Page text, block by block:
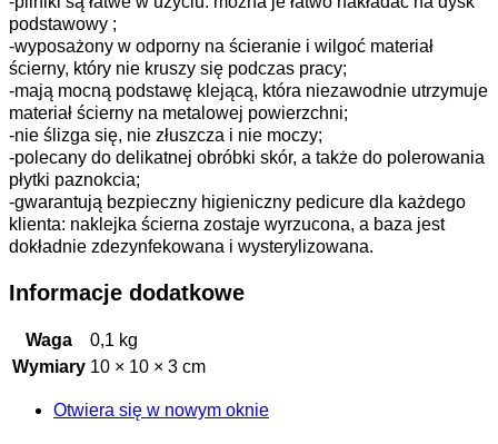
podstawowy ;
-wyposażony w odporny na ścieranie i wilgoć materiał
ścierny, który nie kruszy się podczas pracy;
-mają mocną podstawę klejącą, która niezawodnie utrzymuje
materiał ścierny na metalowej powierzchni;
-nie ślizga się, nie złuszcza i nie moczy;
-polecany do delikatnej obróbki skór, a także do polerowania
płytki paznokcia;
-gwarantują bezpieczny higieniczny pedicure dla każdego
klienta: naklejka ścierna zostaje wyrzucona, a baza jest
dokładnie zdezynfekowana i wysterylizowana.
Informacje dodatkowe
Waga
0,1 kg
Wymiary 10 × 10 × 3 cm
Otwiera się w nowym oknie